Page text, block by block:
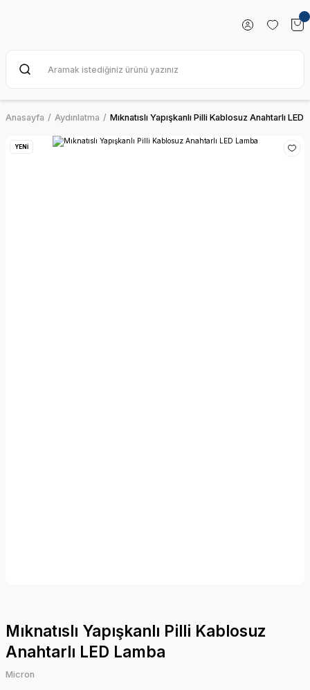
Anasayfa Aydınlatma Mıknatıslı Yapışkanlı Pilli Kablosuz Anahtarlı LED
YENİ
Mıknatıslı Yapışkanlı Pilli Kablosuz
Anahtarlı LED Lamba
Micron